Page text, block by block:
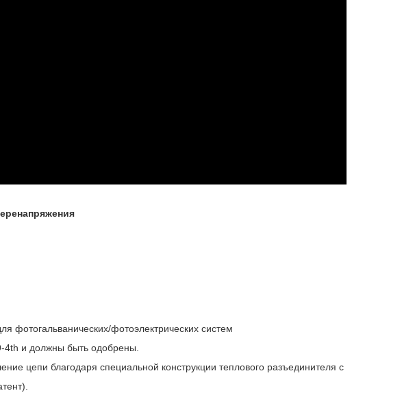
фотогальванических/фотоэлектрических систем
4th и должны быть одобрены.
цепи благодаря специальной конструкции теплового разъединителя с